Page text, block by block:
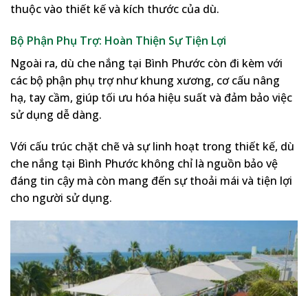
thuộc vào thiết kế và kích thước của dù.
Bộ Phận Phụ Trợ: Hoàn Thiện Sự Tiện Lợi
Ngoài ra, dù che nắng tại Bình Phước còn đi kèm với
các bộ phận phụ trợ như khung xương, cơ cấu nâng
hạ, tay cầm, giúp tối ưu hóa hiệu suất và đảm bảo việc
sử dụng dễ dàng.
Với cấu trúc chặt chẽ và sự linh hoạt trong thiết kế, dù
che nắng tại Bình Phước không chỉ là nguồn bảo vệ
đáng tin cậy mà còn mang đến sự thoải mái và tiện lợi
cho người sử dụng.